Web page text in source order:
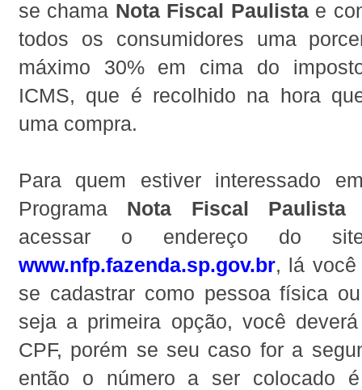
se chama Nota Fiscal Paulistae
todos os consumidores uma
máximo 30% em cima do
ICMS, que é recolhido na hora
uma compra.
Para quem estiver interessado
Programa Nota Fiscal Paulista
acessar o endereço do
www.nfp.fazenda.sp.gov.br, lá
se cadastrar como pessoa física
seja a primeira opção, você
CPF, porém se seu caso for a
então o número a ser colocado